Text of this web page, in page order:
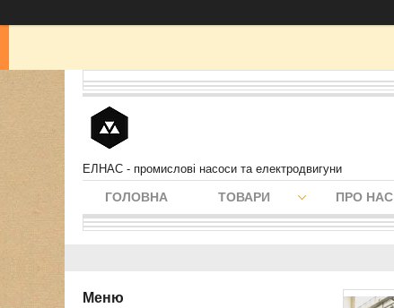
ЕЛНАС - промислові насоси та електродвигуни
ГОЛОВНА ТОВАРИ ПРО НАС